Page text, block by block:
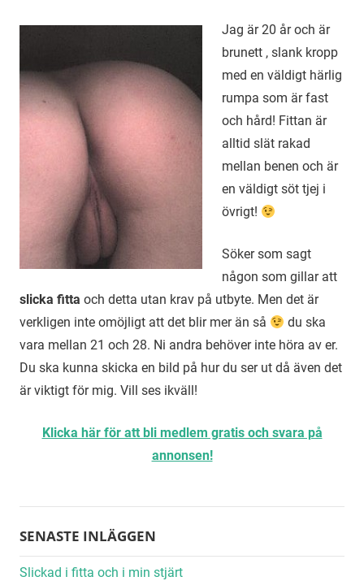
Jag är 20 år och är
brunett , slank kropp
med en väldigt härlig
rumpa som är fast
och hård! Fittan är
alltid slät rakad
mellan benen och är
en väldigt söt tjej i
övrigt!
Söker som sagt
någon som gillar att
slicka fitta och detta utan krav på utbyte. Men det är
verkligen inte omöjligt att det blir mer än så
du ska
vara mellan 21 och 28. Ni andra behöver inte höra av er.
Du ska kunna skicka en bild på hur du ser ut då även det
är viktigt för mig. Vill ses ikväll!
Klicka här för att bli medlem gratis och svara på
annonsen!
SENASTE INLÄGGEN
Slickad i fitta och i min stjärt